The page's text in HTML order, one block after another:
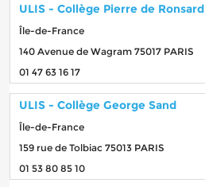
ULIS - Collège Pierre de Ronsard
Île-de-France
140 Avenue de Wagram 75017 PARIS
01 47 63 16 17
ULIS - Collège George Sand
Île-de-France
159 rue de Tolbiac 75013 PARIS
01 53 80 85 10